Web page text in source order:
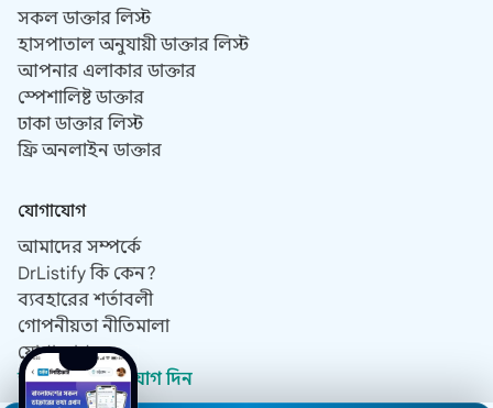
সকল ডাক্তার লিস্ট
হাসপাতাল অনুযায়ী ডাক্তার লিস্ট
আপনার এলাকার ডাক্তার
স্পেশালিষ্ট ডাক্তার
ঢাকা ডাক্তার লিস্ট
ফ্রি অনলাইন ডাক্তার
যোগাযোগ
আমাদের সম্পর্কে
DrListify কি কেন?
ব্যবহারের শর্তাবলী
গোপনীয়তা নীতিমালা
যোগাযোগ
ডাক্তার হিসেবে যোগ দিন